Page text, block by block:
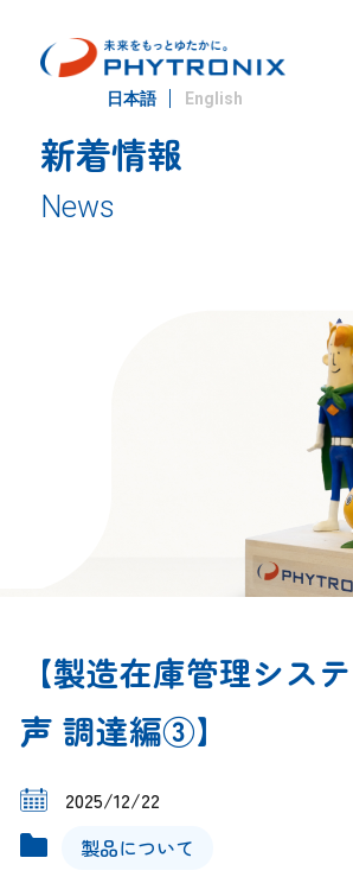
English
日本語
新着情報
News
【製造在庫管理シス
声 調達編③】
2025/12/22
製品について